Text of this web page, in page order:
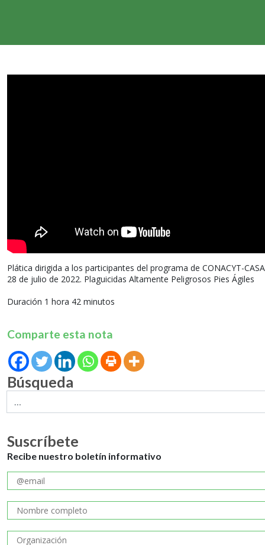
Plática dirigida a los participantes del programa de CONACYT-
28 de julio de 2022. Plaguicidas Altamente Peligrosos Pies Ágiles
Duración 1 hora 42 minutos
Comparte esta nota
Búsqueda
Suscríbete
Recibe nuestro boletín informativo